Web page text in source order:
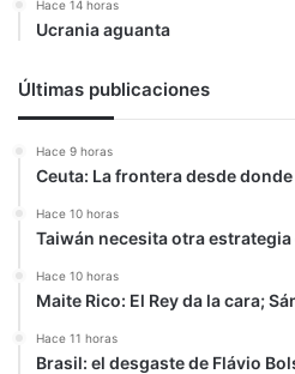
Hace 14 horas
Ucrania aguanta
Últimas publicaciones
Hace 9 horas
Ceuta: La frontera desde
Hace 10 horas
Taiwán necesita otra
Hace 10 horas
Maite Rico: El Rey da la cara;
Hace 11 horas
Brasil: el desgaste de Flávio